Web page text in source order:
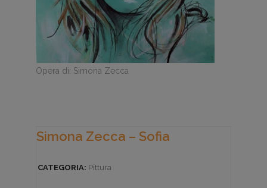
Opera di: Simona Zecca
Simona Zecca – Sofia
CATEGORIA: Pittura